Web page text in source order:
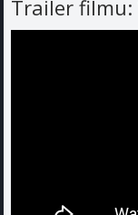
Trailer filmu: